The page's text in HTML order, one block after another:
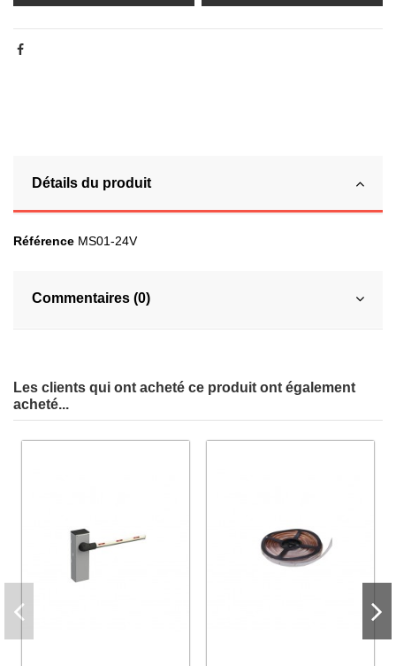
Détails du produit
Référence MS01-24V
Commentaires (0)
Les clients qui ont acheté ce produit ont également
acheté...